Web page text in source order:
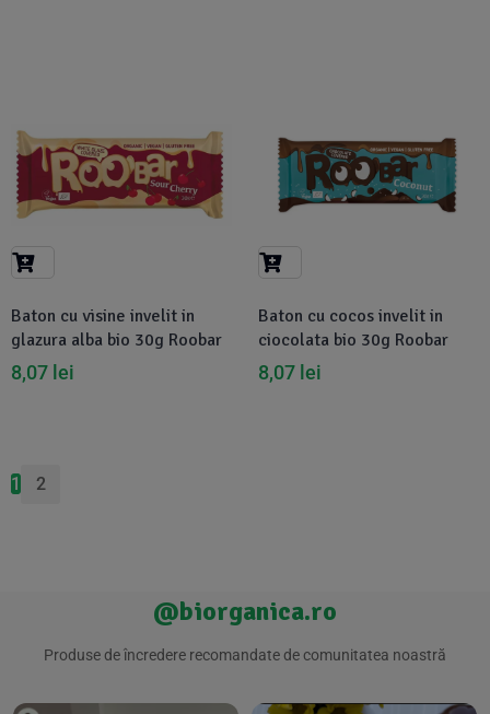
Baton cu visine invelit in
glazura alba bio 30g Roobar
8,07 lei
Baton cu cocos invelit in
ciocolata bio 30g Roobar
8,07 lei
1 2
@biorganica.ro
Produse de încredere recomandate de comunitatea noastră